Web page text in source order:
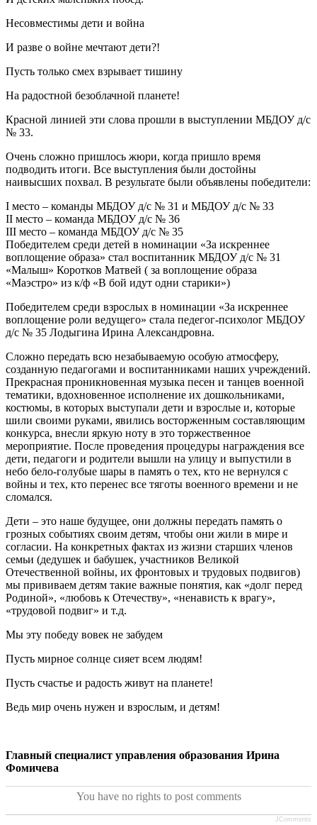
Несовместимы дети и война
И разве о войне мечтают дети?!
Пусть только смех взрывает тишину
На радостной безоблачной планете!
Красной линией эти слова прошли в выступлении МБДОУ д/с
№ 33.
Очень сложно пришлось жюри, когда пришло время
подводить итоги. Все выступления были достойны
наивысших похвал. В результате были объявлены победители:
I место – команды МБДОУ д/с № 31 и МБДОУ д/с № 33
II место – команда МБДОУ д/с № 36
III место – команда МБДОУ д/с № 35
Победителем среди детей в номинации «За искреннее
воплощение образа» стал воспитанник МБДОУ д/с № 31
«Малыш» Коротков Матвей ( за воплощение образа
«Маэстро» из к/ф «В бой идут одни старики»)
Победителем среди взрослых в номинации «За искреннее
воплощение роли ведущего» стала педегог-психолог МБДОУ
д/с № 35 Лодыгина Ирина Александровна.
Сложно передать всю незабываемую особую атмосферу,
созданную педагогами и воспитанниками наших учреждений.
Прекрасная проникновенная музыка песен и танцев военной
тематики, вдохновенное исполнение их дошкольниками,
костюмы, в которых выступали дети и взрослые и, которые
шили своими руками, явились восторженным составляющим
конкурса, внесли яркую ноту в это торжественное
мероприятие. После проведения процедуры награждения все
дети, педагоги и родители вышли на улицу и выпустили в
небо бело-голубые шары в память о тех, кто не вернулся с
войны и тех, кто перенес все тяготы военного времени и не
сломался.
Дети – это наше будущее, они должны передать память о
грозных событиях своим детям, чтобы они жили в мире и
согласии. На конкретных фактах из жизни старших членов
семьи (дедушек и бабушек, участников Великой
Отечественной войны, их фронтовых и трудовых подвигов)
мы прививаем детям такие важные понятия, как «долг перед
Родиной», «любовь к Отечеству», «ненависть к врагу»,
«трудовой подвиг» и т.д.
Мы эту победу вовек не забудем
Пусть мирное солнце сияет всем людям!
Пусть счастье и радость живут на планете!
Ведь мир очень нужен и взрослым, и детям!
Главный специалист управления образования Ирина
Фомичева
You have no rights to post comments
JComments